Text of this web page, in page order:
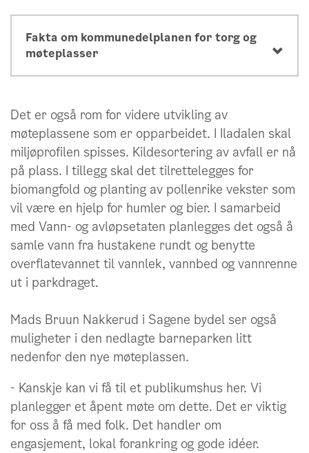
Fakta om kommunedelplanen for torg og
møteplasser
Her kan du lese mer om kommunedelplanen
for torg og møteplasser og se hvilke tiltak som
har blitt støttet
Det er også rom for videre utvikling av
møteplassene som er opparbeidet. I Iladalen skal
miljøprofilen spisses. Kildesortering av avfall er nå
på plass. I tillegg skal det tilrettelegges for
biomangfold og planting av pollenrike vekster som
vil være en hjelp for humler og bier. I samarbeid
med Vann- og avløpsetaten planlegges det også å
samle vann fra hustakene rundt og benytte
overflatevannet til vannlek, vannbed og vannrenne
ut i parkdraget.
Mads Bruun Nakkerud i Sagene bydel ser også
muligheter i den nedlagte barneparken litt
nedenfor den nye møteplassen.
- Kanskje kan vi få til et publikumshus her. Vi
planlegger et åpent møte om dette. Det er viktig
for oss å få med folk. Det handler om
engasjement, lokal forankring og gode idéer.